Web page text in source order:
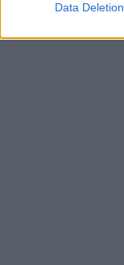
Data Deletion